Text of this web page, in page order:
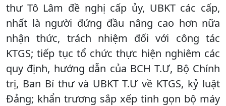
thư Tô Lâm đề nghị cấp ủy, UBKT các cấp,
nhất là người đứng đầu nâng cao hơn nữa
nhận thức, trách nhiệm đối với công tác
KTGS; tiếp tục tổ chức thực hiện nghiêm các
quy định, hướng dẫn của BCH T.Ư, Bộ Chính
trị, Ban Bí thư và UBKT T.Ư về KTGS, kỷ luật
Đảng; khẩn trương sắp xếp tinh gọn bộ máy